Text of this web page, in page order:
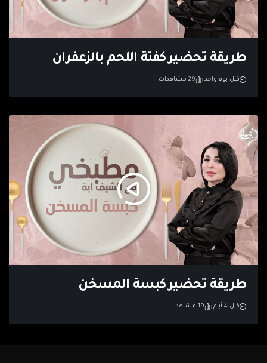
طريقة تحضير كفتة اللحم بالزعفران
قبل يوم واحد 29 مشاهدات
طريقة تحضير كبسة المسخن
قبل 4 أيام 19 مشاهدات